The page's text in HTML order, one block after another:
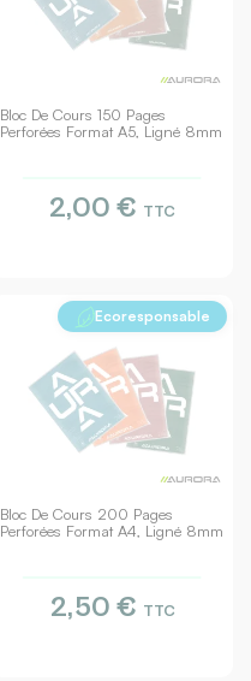
Bloc De Cours 150 Pages
Perforées Format A5, Ligné 8mm
2,00 € TTC
Bloc De Cours 200 Pages
Perforées Format A4, Ligné 8mm
Ecoresponsable
2,50 € TTC